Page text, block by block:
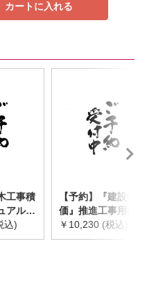
カートに入れる
工事積
アル
下旬発
込)
【予約】『建設物
価』推進工事用機械
器具等基礎価格表
2026年度版
￥10,230 (税込)